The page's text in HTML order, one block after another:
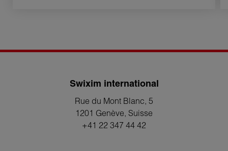
Swixim international
Rue du Mont Blanc, 5
1201 Genève, Suisse
+41 22 347 44 42